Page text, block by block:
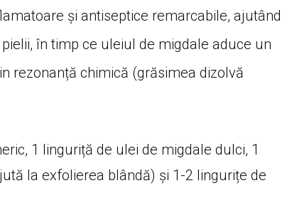
și antiseptice remarcabile, ajutând
în timp ce uleiul de migdale aduce un
rezonanță chimică (grăsimea dizolvă
1 linguriță de ulei de migdale dulci, 1
la exfolierea blândă) și 1-2 lingurițe de